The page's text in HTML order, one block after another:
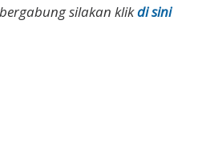
silakan klikdi sini